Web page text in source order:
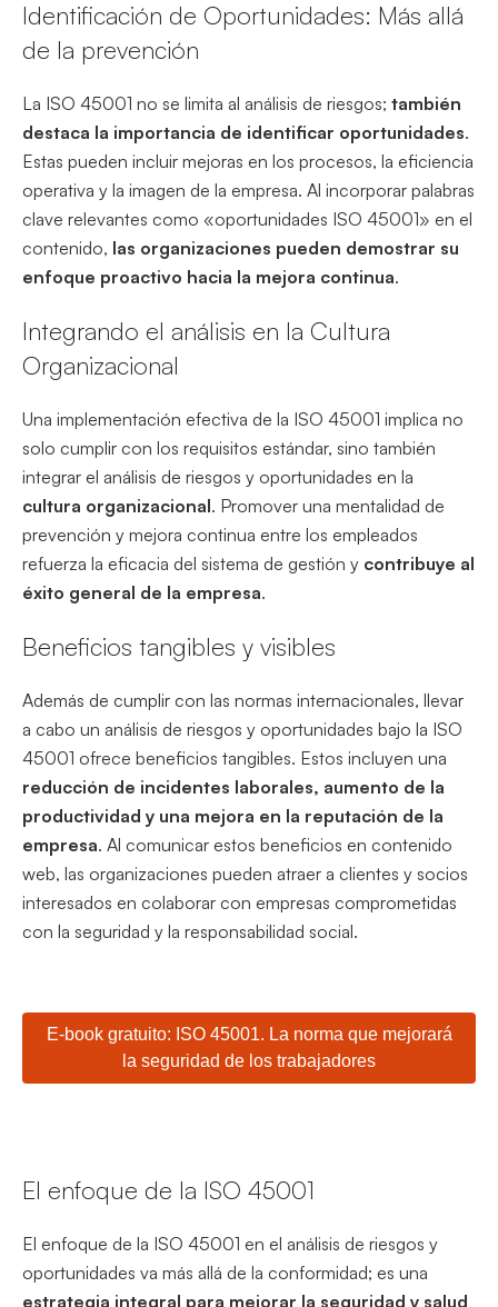
Identificación de Oportunidades: Más allá
de la prevención
La ISO 45001 no se limita al análisis de riesgos; también
destaca la importancia de identificar oportunidades.
Estas pueden incluir mejoras en los procesos, la eficiencia
operativa y la imagen de la empresa. Al incorporar palabras
clave relevantes como «oportunidades ISO 45001» en el
contenido, las organizaciones pueden demostrar su
enfoque proactivo hacia la mejora continua.
Integrando el análisis en la Cultura
Organizacional
Una implementación efectiva de la ISO 45001 implica no
solo cumplir con los requisitos estándar, sino también
integrar el análisis de riesgos y oportunidades en la
cultura organizacional. Promover una mentalidad de
prevención y mejora continua entre los empleados
refuerza la eficacia del sistema de gestión y contribuye al
éxito general de la empresa.
Beneficios tangibles y visibles
Además de cumplir con las normas internacionales, llevar
a cabo un análisis de riesgos y oportunidades bajo la ISO
45001 ofrece beneficios tangibles. Estos incluyen una
reducción de incidentes laborales, aumento de la
productividad y una mejora en la reputación de la
empresa. Al comunicar estos beneficios en contenido
web, las organizaciones pueden atraer a clientes y socios
interesados en colaborar con empresas comprometidas
con la seguridad y la responsabilidad social.
E-book gratuito: ISO 45001. La norma que mejorará
la seguridad de los trabajadores
El enfoque de la ISO 45001
El enfoque de la ISO 45001 en el análisis de riesgos y
oportunidades va más allá de la conformidad; es una
estrategia integral para mejorar la seguridad y salud